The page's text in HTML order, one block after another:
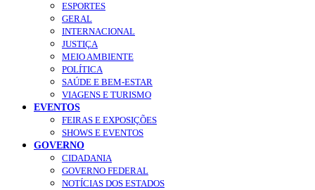
ESPORTES
GERAL
INTERNACIONAL
JUSTIÇA
MEIO AMBIENTE
POLÍTICA
SAÚDE E BEM-ESTAR
VIAGENS E TURISMO
EVENTOS
FEIRAS E EXPOSIÇÕES
SHOWS E EVENTOS
GOVERNO
CIDADANIA
GOVERNO FEDERAL
NOTÍCIAS DOS ESTADOS